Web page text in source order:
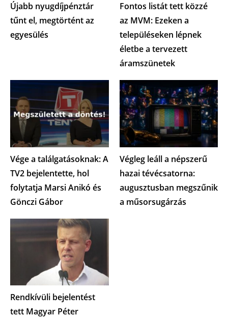
Újabb nyugdíjpénztár
tűnt el, megtörtént az
egyesülés
Fontos listát tett közzé
az MVM: Ezeken a
településeken lépnek
életbe a tervezett
áramszünetek
Vége a találgatásoknak: A
TV2 bejelentette, hol
folytatja Marsi Anikó és
Gönczi Gábor
Végleg leáll a népszerű
hazai tévécsatorna:
augusztusban megszűnik
a műsorsugárzás
Rendkívüli bejelentést
tett Magyar Péter